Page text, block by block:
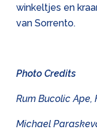
winkeltjes en
van Sorrento.
Photo Credits
Rum Bucolic Ape,
Michael